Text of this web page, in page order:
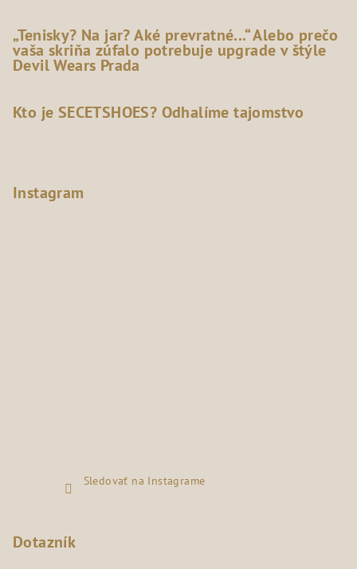
„Tenisky? Na jar? Aké prevratné...“ Alebo prečo
vaša skriňa zúfalo potrebuje upgrade v štýle
Devil Wears Prada
Kto je SECETSHOES? Odhalíme tajomstvo
Instagram
Sledovať na Instagrame
Dotazník